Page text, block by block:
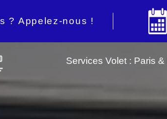
? Appelez-nous !
Services Volet : Paris